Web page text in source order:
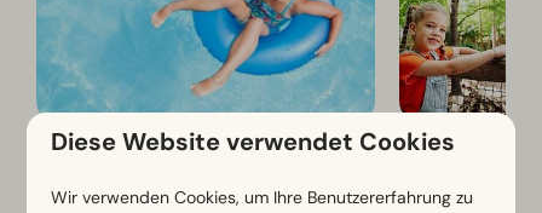
Sportkomplex De Eendr8 Tickets für
Diese Website verwendet Cookies
Wir verwenden Cookies, um Ihre Benutzererfahrung zu